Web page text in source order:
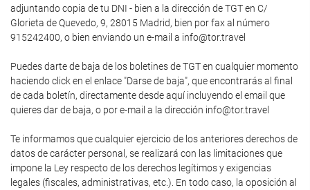
adjuntando copia de tu DNI - bien a la dirección de TGT en C/
Glorieta de Quevedo, 9, 28015 Madrid, bien por fax al número
915242400, o bien enviando un e-mail a info@tor.travel
Puedes darte de baja de los boletines de TGT en cualquier momento
haciendo click en el enlace "Darse de baja", que encontrarás al final
de cada boletín, directamente desde aquí incluyendo el email que
quieres dar de baja, o por e-mail a la dirección info@tor.travel
Te informamos que cualquier ejercicio de los anteriores derechos de
datos de carácter personal, se realizará con las limitaciones que
impone la Ley respecto de los derechos legítimos y exigencias
legales (fiscales, administrativas, etc.). En todo caso, la oposición al